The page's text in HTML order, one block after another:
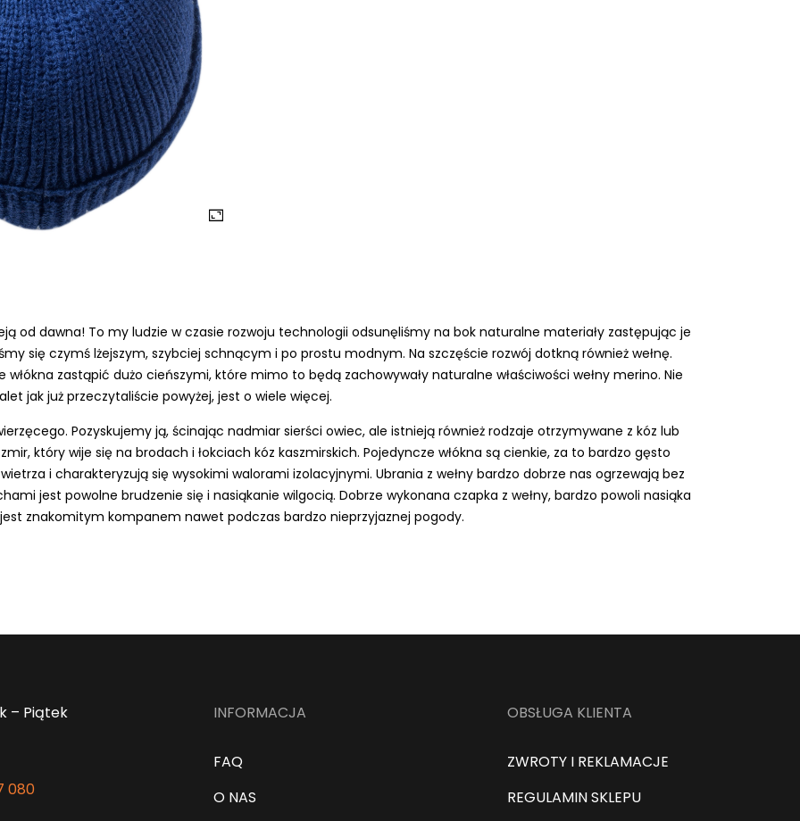
od dawna! To my ludzie w czasie rozwoju technologii odsunęliśmy na bok naturalne materiały zastępując je
się czymś lżejszym, szybciej schnącym i po prostu modnym. Na szczęście rozwój dotkną również wełnę.
zastąpić dużo cieńszymi, które mimo to będą zachowywały naturalne właściwości wełny merino. Nie
jak już przeczytaliście powyżej, jest o wiele więcej.
Pozyskujemy ją, ścinając nadmiar sierści owiec, ale istnieją również rodzaje otrzymywane z kóz lub
który wije się na brodach i łokciach kóz kaszmirskich. Pojedyncze włókna są cienkie, za to bardzo gęsto
i charakteryzują się wysokimi walorami izolacyjnymi. Ubrania z wełny bardzo dobrze nas ogrzewają bez
jest powolne brudzenie się i nasiąkanie wilgocią. Dobrze wykonana czapka z wełny, bardzo powoli nasiąka
znakomitym kompanem nawet podczas bardzo nieprzyjaznej pogody.
– Piątek
080
INFORMACJA
FAQ
O NAS
OBSŁUGA KLIENTA
ZWROTY I REKLAMACJE
REGULAMIN SKLEPU